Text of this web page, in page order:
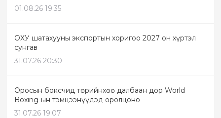
01.08.26 19:35
ОХУ шатахууны экспортын хоригоо 2027 он хүртэл
сунгав
31.07.26 20:30
Оросын боксчид төрийнхөө далбаан дор World
Boxing-ын тэмцээнүүдэд оролцоно
31.07.26 19:07